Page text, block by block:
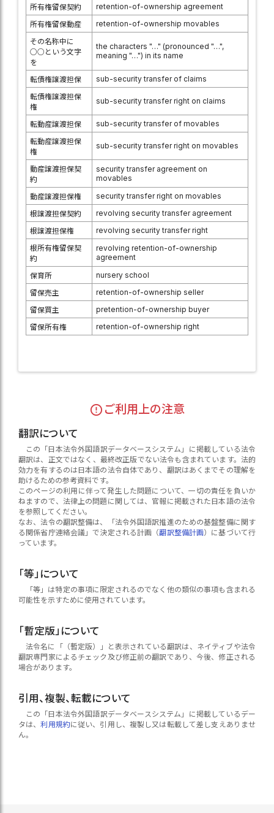
所有権留保契約
retention-of-ownership agreement
所有権留保動産
retention-of-ownership movables
その名称中に
○○という文字
を
the characters "…" (pronounced "…",
meaning "…") in its name
転債権譲渡担保
sub-security transfer of claims
転債権譲渡担保
権
sub-security transfer right on claims
転動産譲渡担保
sub-security transfer of movables
転動産譲渡担保
権
sub-security transfer right on movables
動産譲渡担保契
約
security transfer agreement on
movables
動産譲渡担保権
security transfer right on movables
根譲渡担保契約
revolving security transfer agreement
根譲渡担保権
revolving security transfer right
根所有権留保契
約
revolving retention-of-ownership
agreement
保育所
nursery school
留保売主
retention-of-ownership seller
留保買主
pretention-of-ownership buyer
留保所有権
retention-of-ownership right
ご利用上の注意
翻訳について
この「日本法令外国語訳データベースシステム」に掲載している法令
翻訳は、正文ではなく、最終改正版でない法令も含まれています。法的
効力を有するのは日本語の法令自体であり、翻訳はあくまでその理解を
助けるための参考資料です。
このページの利用に伴って発生した問題について、一切の責任を負いか
ねますので、法律上の問題に関しては、官報に掲載された日本語の法令
を参照してください。
なお、法令の翻訳整備は、「法令外国語訳推進のための基盤整備に関す
る関係省庁連絡会議」で決定される計画（翻訳整備計画）に基づいて行
っています。
「等」について
「等」は特定の事項に限定されるのでなく他の類似の事項も含まれる
可能性を示すために使用されています。
「暫定版」について
法令名に「（暫定版）」と表示されている翻訳は、ネイティブや法令
翻訳専門家によるチェック及び修正前の翻訳であり、今後、修正される
場合があります。
引用、複製、転載について
この「日本法令外国語訳データベースシステム」に掲載しているデー
タは、利用規約に従い、引用し、複製し又は転載して差し支えありませ
ん。